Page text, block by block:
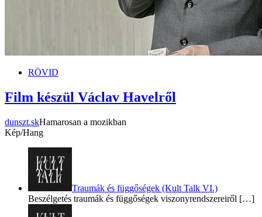
RÖVID
Film készül Václav Havelről
dunszt.skHamarosan a mozikban
Kép/Hang
Traumák és függőségek (Kult Talk VI.)
Beszélgetés traumák és függőségek viszonyrendszereiről […]